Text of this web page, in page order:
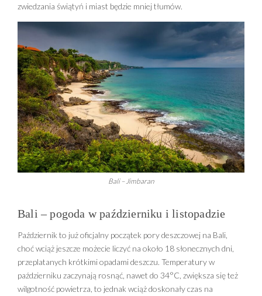
zwiedzania świątyń i miast będzie mniej tłumów.
Bali – Jimbaran
Bali – pogoda w październiku i listopadzie
Październik to już oficjalny początek pory deszczowej na Bali,
choć wciąż jeszcze możecie liczyć na około 18 słonecznych dni,
przeplatanych krótkimi opadami deszczu. Temperatury w
październiku zaczynają rosnąć, nawet do 34°C, zwiększa się też
wilgotność powietrza, to jednak wciąż doskonały czas na